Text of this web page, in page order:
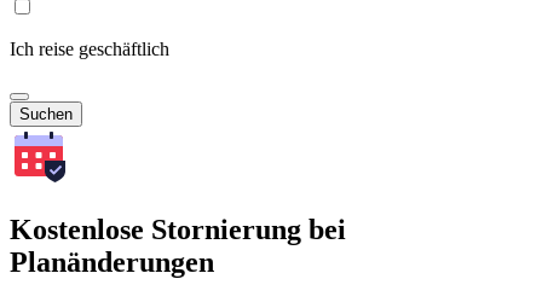
Ich reise geschäftlich
Suchen
Kostenlose Stornierung bei
Planänderungen